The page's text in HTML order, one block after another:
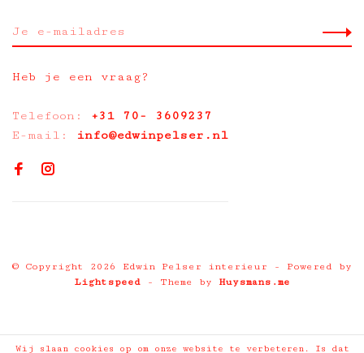
Heb je een vraag?
Telefoon: +31 70- 3609237
E-mail:
info@edwinpelser.nl
© Copyright 2026 Edwin Pelser interieur
- Powered by
Lightspeed- Theme by Huysmans.me
Wij slaan cookies op om onze website te verbeteren. Is dat